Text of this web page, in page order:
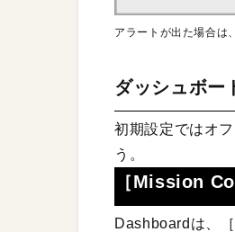
アラートが出た場合は
ダッシュボー
初期設定ではオ
う。
［Mission
Dashboardは、